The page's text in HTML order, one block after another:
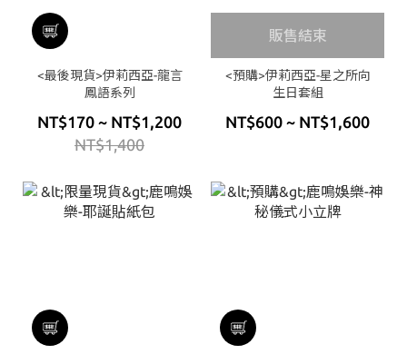
<最後現貨>伊莉西亞-龍言
鳳語系列
NT$170 ~ NT$1,200
NT$1,400
販售結束
<預購>伊莉西亞-星之所向
生日套組
NT$600 ~ NT$1,600